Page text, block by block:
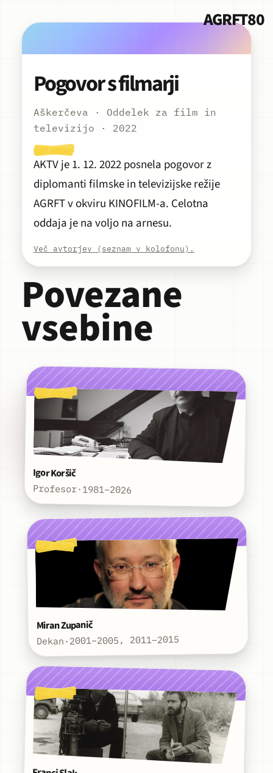
AGRFT80
Pogovor s filmarji
Aškerčeva · Oddelek za film in
televizijo · 2022
Predvajaj
AKTV je 1. 12. 2022 posnela pogovor z
diplomanti filmske in televizijske režije
AGRFT v okviru KINOFILM-a. Celotna
oddaja je na voljo na arnesu.
Več avtorjev (seznam v kolofonu).
Povezane
vsebine
Igor Koršič
Profesor·1981–2026
Miran Zupanič
Dekan·2001–2005, 2011–2015